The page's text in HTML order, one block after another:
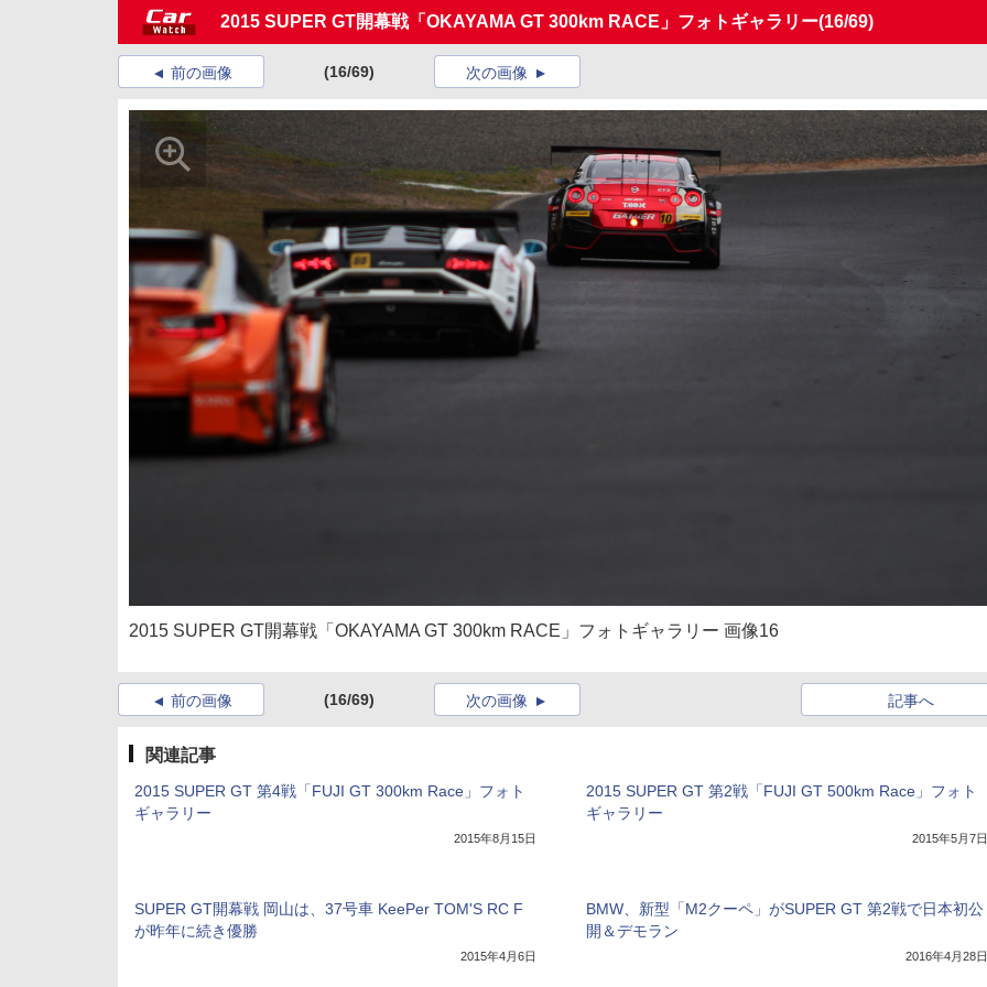
2015 SUPER GT開幕戦「OKAYAMA GT 300km RACE」フォトギャラリー(16/69)
前の画像 (16/69) 次の画像
2015 SUPER GT開幕戦「OKAYAMA GT 300km RACE」フォトギャラリー 画像16
前の画像 (16/69) 記事へ
次の画像
関連記事
2015 SUPER GT 第4戦「FUJI GT 300km Race」フォト
ギャラリー
2015年8月15日
2015 SUPER GT 第2戦「FUJI GT 500km Race」フォト
ギャラリー
2015年5月7日
SUPER GT開幕戦 岡山は、37号車 KeePer TOM'S RC F
が昨年に続き優勝
2015年4月6日
BMW、新型「M2クーペ」がSUPER GT 第2戦で日本初公
開＆デモラン
2016年4月28日